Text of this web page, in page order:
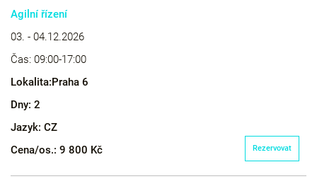
Agilní řízení
03. - 04.12.2026
Čas: 09:00-17:00
Lokalita:Praha 6
Dny: 2
Jazyk: CZ
Cena/os.: 9 800 Kč Rezervovat